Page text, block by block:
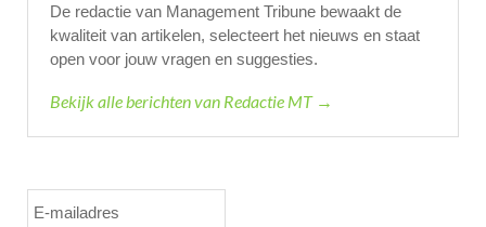
De redactie van Management Tribune bewaakt de
kwaliteit van artikelen, selecteert het nieuws en staat
open voor jouw vragen en suggesties.
Bekijk alle berichten van Redactie MT →